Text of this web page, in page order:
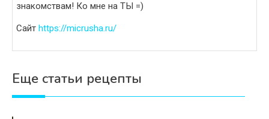
знакомствам! Ко мне на ТЫ =)
Сайт https://micrusha.ru/
Еще статьи рецепты